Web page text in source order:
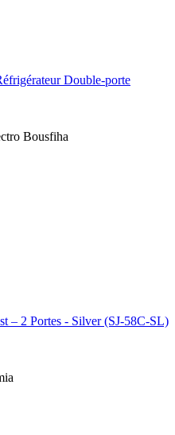
Double-porte
Bousfiha
– 2 Portes - Silver (SJ-58C-SL)